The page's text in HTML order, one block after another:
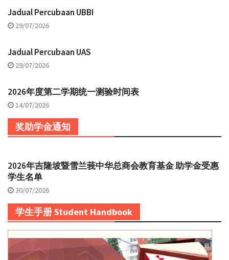
Jadual Percubaan UBBI
29/07/2026
Jadual Percubaan UAS
29/07/2026
2026年度第二学期统一测验时间表
14/07/2026
奖助学金通知
2026年吉隆坡暨雪兰莪中华总商会教育基金 助学金受惠
学生名单
30/07/2026
学生手册 Student Handbook